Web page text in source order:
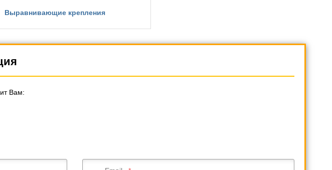
Выравнивающие крепления
Вам: